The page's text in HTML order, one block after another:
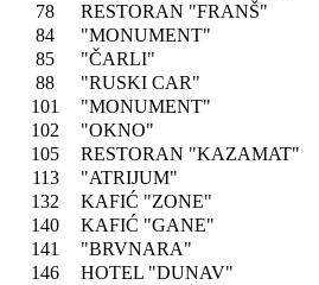
78
RESTORAN "FRANŠ"
84
"MONUMENT"
85
"ČARLI"
88
"RUSKI CAR"
101
"MONUMENT"
102
"OKNO"
105
RESTORAN "KAZAMAT"
113
"ATRIJUM"
132
KAFIĆ "ZONE"
140
KAFIĆ "GANE"
141
"BRVNARA"
146
HOTEL "DUNAV"